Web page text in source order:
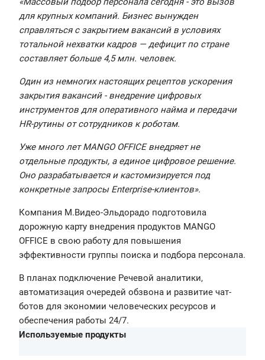
для крупных компаний. Бизнес вынужден
справляться с закрытием вакансий в условиях
тотальной нехватки кадров — дефицит по стране
составляет больше 4,5 млн. человек.
Один из немногих настоящих рецептов ускорения
закрытия вакансий - внедрение цифровых
инструментов для оперативного найма и передачи
HR-рутины от сотрудников к роботам.
Уже много лет MANGO OFFICE внедряет не
отдельные продукты, а единое цифровое решение.
Оно разрабатывается и кастомизируется под
конкретные запросы Enterprise-клиентов».
Компания М.Видео-Эльдорадо подготовила
дорожную карту внедрения продуктов MANGO
OFFICE в свою работу для повышения
эффективности группы поиска и подбора персонала.
В планах подключение Речевой аналитики,
автоматизация очередей обзвона и развитие чат-
ботов для экономии человеческих ресурсов и
обеспечения работы 24/7.
Используемые продукты